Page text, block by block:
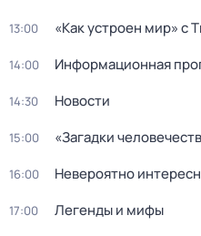
13:00 «Как устроен мир»
14:00 Информационная
14:30 Новости
15:00 «Загадки
16:00 Невероятно
17:00 Легенды и мифы